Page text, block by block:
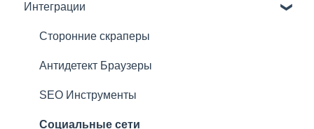
Преимущества прокси Froxy
Интеграции
Сторонние скраперы
Антидетект Браузеры
SEO Инструменты
Социальные сети